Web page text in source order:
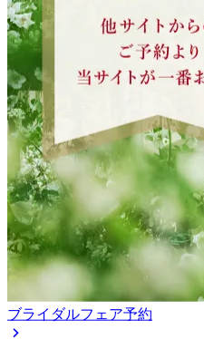
ブライダルフェア予約